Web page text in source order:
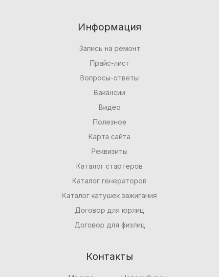
Информация
Запись на ремонт
Прайс-лист
Вопросы-ответы
Вакансии
Видео
Полезное
Карта сайта
Реквизиты
Каталог стартеров
Каталог генераторов
Каталог катушек зажигания
Договор для юрлиц
Договор для физлиц
Контакты